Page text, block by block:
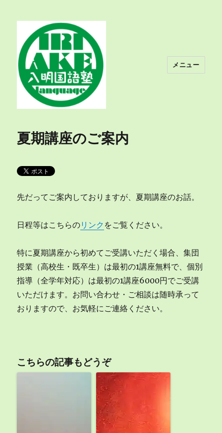
メニュー
夏期講座のご案内
先だってご案内しておりますが、夏期講座のお話。
日程等はこちらのリンク をご覧ください。
特に夏期講座から初めてご受講いただく場合、集団
授業（高校生・既卒生）は最初の1講座無料で、個別
指導（全学年対応）は最初の1講座6000円でご受講
いただけます。お問い合わせ・ご相談は随時承って
おりますので、お気軽にご連絡ください。
こちらの記事もどうぞ